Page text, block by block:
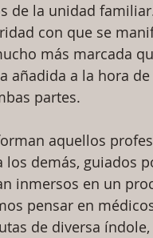
de la unidad
con que se
más marcada
añadida a la hora
partes.
aquellos
los demás, guiados
inmersos en un
pensar en
de diversa